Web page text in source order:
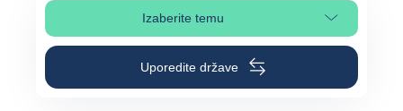
Izaberite temuIzaberite poglavlje stranice
Uporedite države